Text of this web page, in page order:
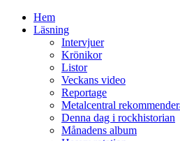
Hem
Läsning
Intervjuer
Krönikor
Listor
Veckans video
Reportage
Metalcentral
Denna dag i rockhistorian
Månadens album